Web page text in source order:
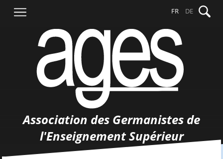
contenu
FR DE
Association des Germanistes de
l'Enseignement Supérieur